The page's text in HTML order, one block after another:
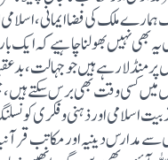
ملک کی فضا ایمانی، اسلامی
بھی نہیں بھولناچاہیے کہ ایک
رہے ہیں جو جہالت، بد
میں کسی وقت بھی برس سکتے
اسلامی اورذہنی وفکری
سے مدارس دینیہ اورمکاتب